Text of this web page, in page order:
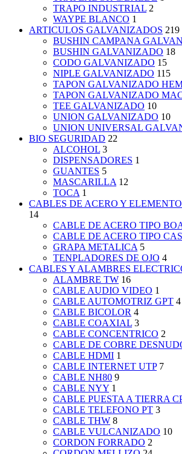
TRAPO INDUSTRIAL 2
WAYPE BLANCO 1
ARTICULOS GALVANIZADOS 219
BUSHIN CAMPANA
BUSHIN GALVANIZADO 18
CODO GALVANIZADO 15
NIPLE GALVANIZADO 115
TAPON GALVANIZADO
TAPON GALVANIZADO
TEE GALVANIZADO 10
UNION GALVANIZADO 10
UNION UNIVERSAL
BIO SEGURIDAD 22
ALCOHOL 3
DISPENSADORES 1
GUANTES 5
MASCARILLA 12
TOCA 1
CABLES DE ACERO Y
14
CABLE DE ACERO TIPO
CABLE DE ACERO TIPO
GRAPA METALICA 5
TENPLADORES DE OJO 4
CABLES Y ALAMBRES
ALAMBRE TW 16
CABLE AUDIO VIDEO 1
CABLE AUTOMOTRIZ GPT 4
CABLE BICOLOR 4
CABLE COAXIAL 3
CABLE CONCENTRICO 2
CABLE DE COBRE
CABLE HDMI 1
CABLE INTERNET UTP 7
CABLE NH80 9
CABLE NYY 1
CABLE PUESTA A TIERRA
CABLE TELEFONO PT 3
CABLE THW 8
CABLE VULCANIZADO 10
CORDON FORRADO 2